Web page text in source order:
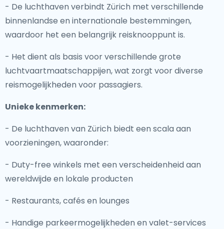
- De luchthaven verbindt Zürich met verschillende
binnenlandse en internationale bestemmingen,
waardoor het een belangrijk reisknooppunt is.
- Het dient als basis voor verschillende grote
luchtvaartmaatschappijen, wat zorgt voor diverse
reismogelijkheden voor passagiers.
Unieke kenmerken:
- De luchthaven van Zürich biedt een scala aan
voorzieningen, waaronder:
- Duty-free winkels met een verscheidenheid aan
wereldwijde en lokale producten
- Restaurants, cafés en lounges
- Handige parkeermogelijkheden en valet-services